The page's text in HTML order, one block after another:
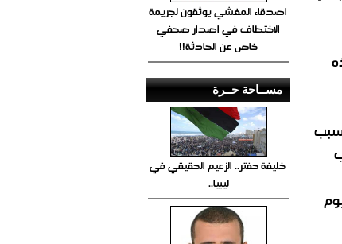
اصدقاء المغشي يوثقون لجريمة
الاختطاف في اصدار صحفي
خاص عن الحادثة!!
مســاحة حــرة
خليفة حفتر.. الزعيم الحقيقي في
ليبيا..